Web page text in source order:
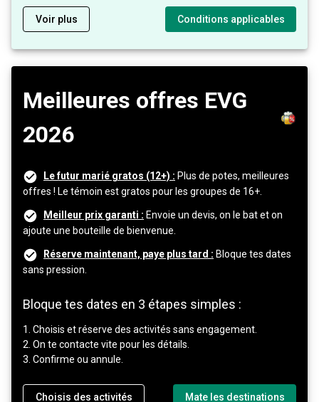
Voir plus Conditions applicables
Meilleures offres EVG
2026
Le futur marié gratos (12+) : Plus de potes, meilleures
offres ! Le témoin est gratos pour les groupes de 16+.
Meilleur prix garanti : Envoie un devis, on le bat et on
ajoute une bouteille de bienvenue.
Réserve maintenant, paye plus tard : Bloque tes dates
sans pression.
Bloque tes dates en 3 étapes simples :
1. Choisis et réserve des activités sans engagement.
2. On te contacte vite pour les détails.
3. Confirme ou annule.
Choisis des activités Mate les destinations